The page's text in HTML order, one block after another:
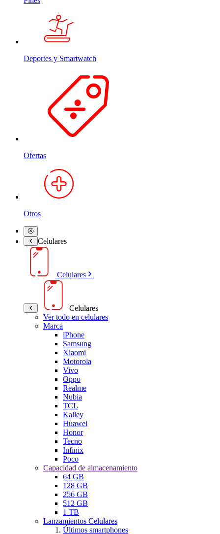
Deportes y Smartwatch
Ofertas
Otros
Celulares
Celulares
Celulares
Ver todo en celulares
Marca
iPhone
Samsung
Xiaomi
Motorola
Vivo
Oppo
Realme
Nubia
TCL
Kalley
Huawei
Honor
Tecno
Infinix
Poco
Capacidad de almacenamiento
64 GB
128 GB
256 GB
512 GB
1 TB
Lanzamientos Celulares
Últimos smartphones